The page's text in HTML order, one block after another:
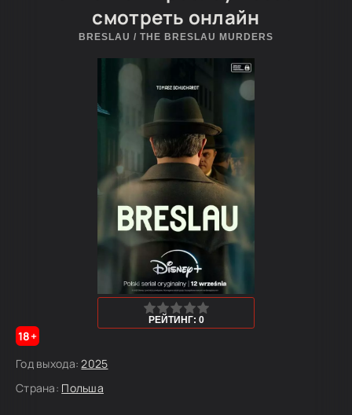
смотреть онлайн
BRESLAU / THE BRESLAU MURDERS
4
5
РЕЙТИНГ: 0
18+
Год выхода: 2025
Страна: Польша